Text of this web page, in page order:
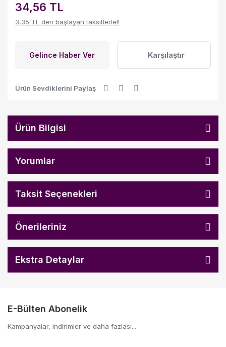
34,56 TL
3,35 TL den başlayan taksitlerle!!
Gelince Haber Ver Karşılaştır
Ürün Sevdiklerini Paylaş
Ürün Bilgisi
Yorumlar
Taksit Seçenekleri
Önerileriniz
Ekstra Detaylar
E-Bülten Abonelik
Kampanyalar, indirimler ve daha fazlası...